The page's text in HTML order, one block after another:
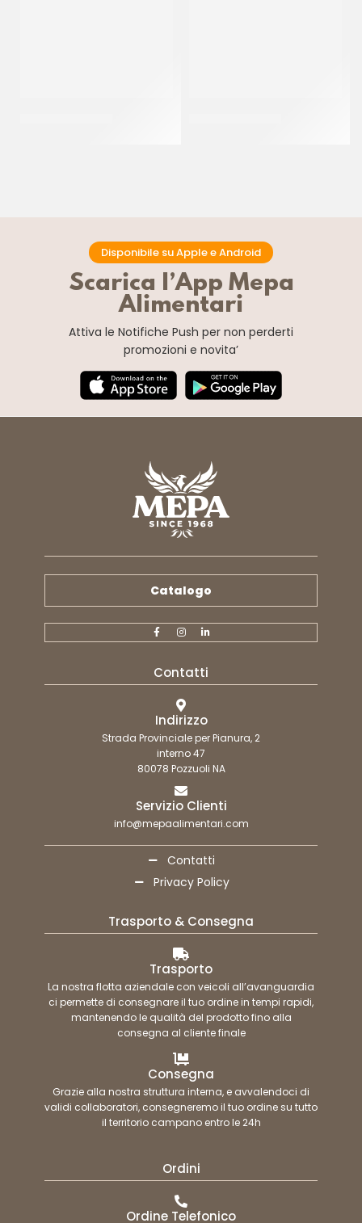
Disponibile su Apple e Android
Scarica l’App Mepa
Alimentari
Attiva le Notifiche Push per non perderti
promozioni e novita’
Catalogo
Contatti
Indirizzo
Strada Provinciale per Pianura, 2
interno 47
80078 Pozzuoli NA
Servizio Clienti
info@mepaalimentari.com
Contatti
Privacy Policy
Trasporto & Consegna
Trasporto
La nostra flotta aziendale con veicoli all’avanguardia
ci permette di consegnare il tuo ordine in tempi rapidi,
mantenendo le qualità del prodotto fino alla
consegna al cliente finale
Consegna
Grazie alla nostra struttura interna, e avvalendoci di
validi collaboratori, consegneremo il tuo ordine su tutto
il territorio campano entro le 24h
Ordini
Ordine Telefonico